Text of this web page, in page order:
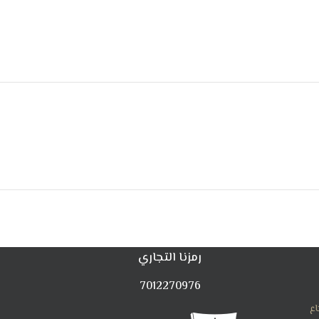
رمزنا التجاري
7012270976